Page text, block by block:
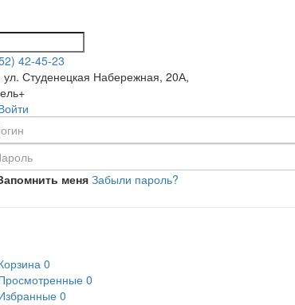
42-45-23
ул. Студенецкая Набережная, 20А,
меня Забыли пароль?
0
0
0